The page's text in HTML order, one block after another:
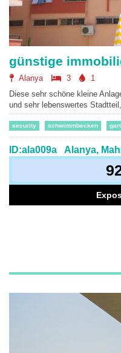
günstige
Alanya 3
1
Diese sehr schöne kleine
und sehr lebenswertes
security schwimmbecken
ID:ala009a Alanya,